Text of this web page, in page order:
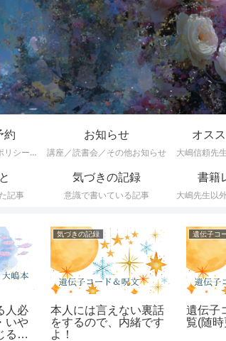
約
口コミ、キャンセルポリシーなど
お知らせ
講座／読書会／その他お知らせ
オス
大嶋信頼先
記事
気づきの記録
意識で書いている記事
書籍
大嶋先生以
人必
いや
る
気づきの記録
本人には言えない裏話
をするので、内緒です
よ！
遺伝子
覧(随